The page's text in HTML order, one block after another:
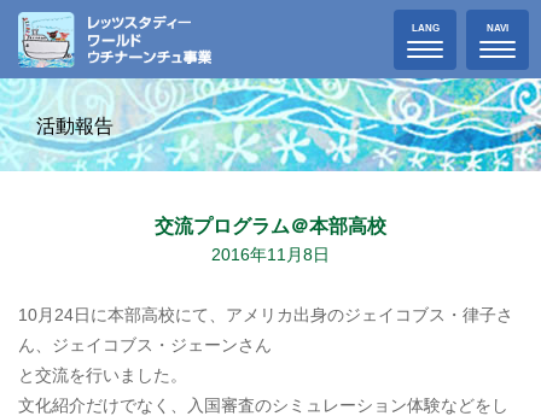
Toggle
navigation
LANG
Toggle
NAVI
活動報告
交流プログラム＠本部高校
2016年11月8日
10月24日に本部高校にて、アメリカ出身のジェイコブス・律子さ
ん、ジェイコブス・ジェーンさん
と交流を行いました。
文化紹介だけでなく、入国審査のシミュレーション体験などをし